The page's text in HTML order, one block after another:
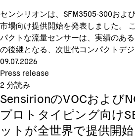
センシリオンは、SFM3505-300およ
市場向け提供開始を発表しました。
パクトな流量センサーは、実績のある
の後継となる、次世代コンパクトデ
09.07.2026
Press release
2 分読み
SensirionのVOCおよび
プロトタイピング向け
ットが全世界で提供開始